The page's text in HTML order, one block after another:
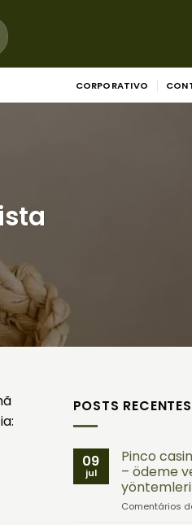
CORPORATIVO
POSTS RECENTES
09
jul
Pinco
– ödeme
yöntemleri
Comentários